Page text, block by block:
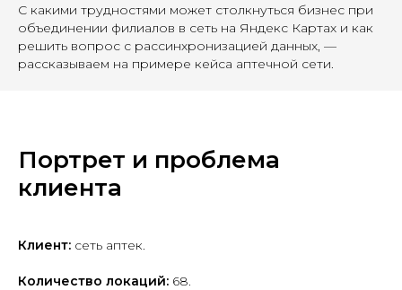
С какими трудностями может столкнуться бизнес при
объединении филиалов в сеть на Яндекс Картах и как
решить вопрос с рассинхронизацией данных, —
рассказываем на примере кейса аптечной сети.
Портрет и проблема
клиента
Клиент: сеть аптек.
Количество локаций: 68.